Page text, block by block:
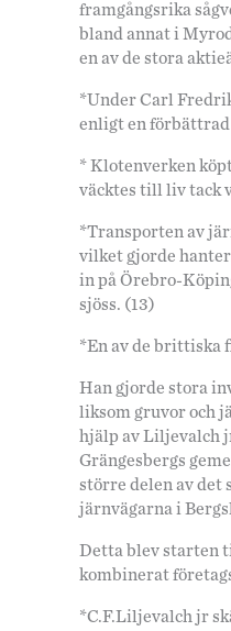
framgångsrika
bland annat i
en av de stora
*Under Carl
enligt en
* Klotenverken
väcktes till liv tack
*Transporten av
vilket gjorde
in på Örebro-
sjöss. (13)
*En av de brittiska
Han gjorde stora
liksom gruvor och
hjälp av Liljevalch
Grängesbergs
större delen av det
järnvägarna i
Detta blev starten
kombinerat
*C.F.Liljevalch jr